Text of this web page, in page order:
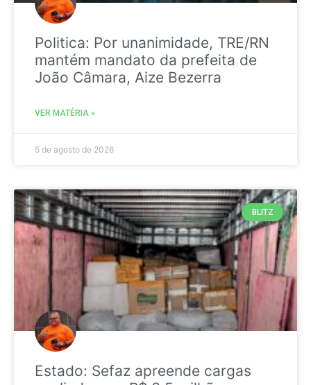
Politica: Por unanimidade, TRE/RN
mantém mandato da prefeita de
João Câmara, Aize Bezerra
VER MATÉRIA »
5 de agosto de 2026
BLITZ
Estado: Sefaz apreende cargas